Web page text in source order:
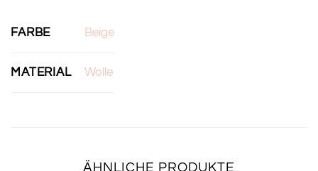
FARBE Beige
MATERIAL Wolle
ÄHNLICHE PRODUKTE